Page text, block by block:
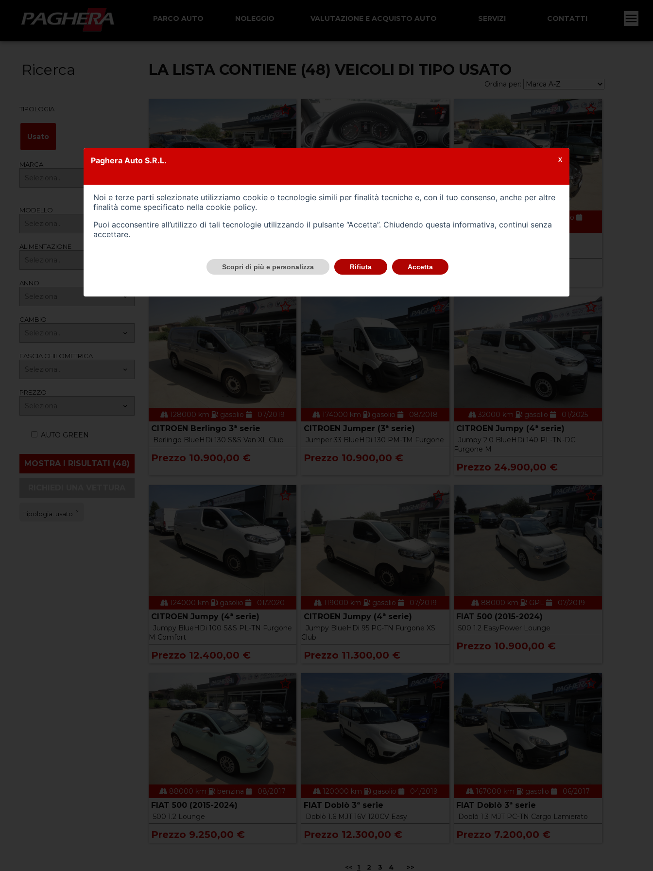
PARCO AUTO NOLEGGIO VALUTAZIONE E ACQUISTO AUTO SERVIZI CONTATTI
Ricerca
TIPOLOGIA
Usato
MARCA
MODELLO
ALIMENTAZIONE
ANNO
CAMBIO
FASCIA CHILOMETRICA
PREZZO
AUTO GREEN
Tipologia: usato
LA LISTA CONTIENE (48) VEICOLI DI TIPO USATO
Ordina per:
02/2022
Prezzo 31.900,00 €
AUDI Q2
Prezzo 21.600,00 €
ibrida_gasolio
10/2022
128000 km gasolio 07/2019
CITROEN Berlingo 3ª serie
Berlingo BlueHDi 130 S&S Van XL Club
Prezzo 10.900,00 €
174000 km gasolio 08/2018
CITROEN Jumper (3ª serie)
Jumper 33 BlueHDi 130 PM-TM Furgone
Prezzo 10.900,00 €
32000 km gasolio 01/2025
CITROEN Jumpy (4ª serie)
Jumpy 2.0 BlueHDi 140 PL-TN-DC
Furgone M
Prezzo 24.900,00 €
124000 km gasolio 01/2020
CITROEN Jumpy (4ª serie)
Jumpy BlueHDi 100 S&S PL-TN Furgone
M Comfort
Prezzo 12.400,00 €
119000 km gasolio 07/2019
CITROEN Jumpy (4ª serie)
Jumpy BlueHDi 95 PC-TN Furgone XS
Club
Prezzo 11.300,00 €
88000 km GPL 07/2019
FIAT 500 (2015-2024)
500 1.2 EasyPower Lounge
Prezzo 10.900,00 €
88000 km benzina 08/2017
FIAT 500 (2015-2024)
500 1.2 Lounge
Prezzo 9.250,00 €
120000 km gasolio 04/2019
FIAT Doblò 3ª serie
Doblò 1.6 MJT 16V 120CV Easy
Prezzo 12.300,00 €
167000 km gasolio 06/2017
FIAT Doblò 3ª serie
Doblò 1.3 MJT PC-TN Cargo Lamierato
Prezzo 7.200,00 €
<< 1 2 3 4 >>
Paghera Auto S.R.L.
Noi e terze parti selezionate utilizziamo cookie o tecnologie simili per finalità tecniche e, con il tuo consenso, anche per altre
finalità come specificato nella cookie policy.
Puoi acconsentire all’utilizzo di tali tecnologie utilizzando il pulsante “Accetta”. Chiudendo questa informativa, continui senza
accettare.
Scopri di più e personalizza Rifiuta Accetta
X